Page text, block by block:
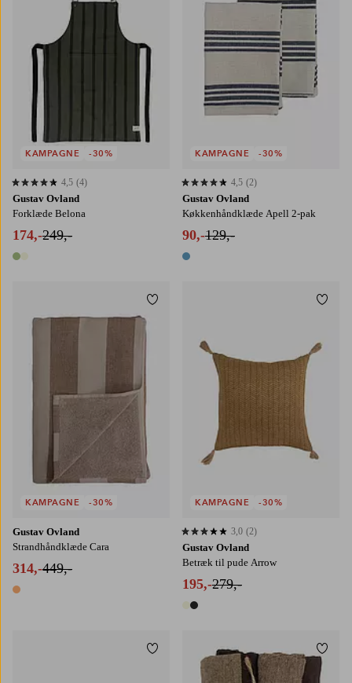
Gustav Ovland
Forklæde Belona
174,-249,-
2 farver
4,5 baseret på 4 bedømmelser
4,5 (4)
KAMPAGNE -30%
Gustav Ovland
Køkkenhåndklæde Apell 2-pak
90,-129,-
1 farve
4,5 baseret på 2 bedømmelser
4,5 (2)
KAMPAGNE -30%
Gustav Ovland
Strandhåndklæde Cara
314,-449,-
1 farve
KAMPAGNE -30%
Tilføj til favoritter
Gustav Ovland
Betræk til pude Arrow
195,-279,-
2 farver
3,0 baseret på 2 bedømmelser
3,0 (2)
KAMPAGNE -30%
Tilføj til favoritter